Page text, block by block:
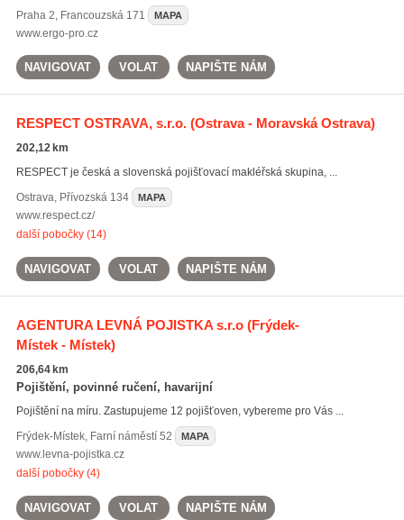
Praha 2, Francouzská 171 MAPA
www.ergo-pro.cz
NAVIGOVAT VOLAT NAPIŠTE NÁM
RESPECT OSTRAVA, s.r.o.(Ostrava - Moravská Ostrava)
202,12 km
RESPECT je česká a slovenská pojišťovací makléřská skupina, ...
Ostrava, Přívozská 134 MAPA
www.respect.cz/
další pobočky (14)
NAVIGOVAT VOLAT NAPIŠTE NÁM
AGENTURA LEVNÁ POJISTKA s.r.o(Frýdek-
Místek - Místek)
206,64 km
Pojištění, povinné ručení, havarijní
Pojištění na míru. Zastupujeme 12 pojišťoven, vybereme pro Vás ...
Frýdek-Místek, Farní náměstí 52 MAPA
www.levna-pojistka.cz
další pobočky (4)
NAVIGOVAT VOLAT NAPIŠTE NÁM